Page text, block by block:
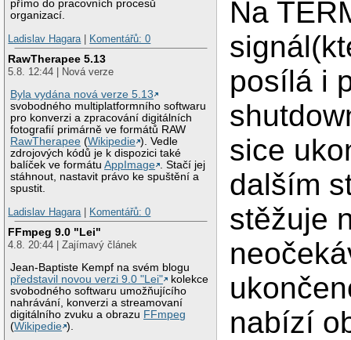
přímo do pracovních procesů
organizací.
Ladislav Hagara
Komentářů: 0
RawTherapee 5.13
5.8. 12:44 | Nová verze
Byla vydána nová verze 5.13
svobodného multiplatformního softwaru
pro konverzi a zpracování digitálních
fotografií primárně ve formátů RAW
RawTherapee (Wikipedie ). Vedle
zdrojových kódů je k dispozici také
balíček ve formátuAppImage . Stačí jej
stáhnout, nastavit právo ke spuštění a
spustit.
Ladislav Hagara
Komentářů: 0
FFmpeg 9.0 "Lei"
4.8. 20:44 | Zajímavý článek
Jean-Baptiste Kempf na svém blogu
představil novou verzi 9.0 "Lei"
kolekce
svobodného softwaru umožňujícího
nahrávání, konverzi a streamovaní
digitálního zvuku a obrazu FFmpeg
(Wikipedie ).
Na
posílá i
sice
dalším
stěžuje
nabízí